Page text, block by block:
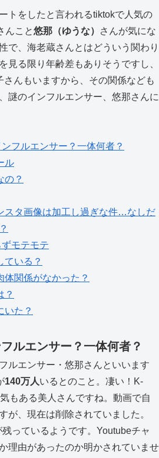
トをしたと言われるtiktokで人気の
んこと悠那（ゆうな）
さんが気にな
で、海老蔵さんとはどういう関わり
見る限り年齢差もありそうですし、
んもいますから、その関係なども
謎のインフルエンサー、悠那さんに
フルエンサー？一体何者？
ル
の？
スタ画像は加工し過ぎな件…なしだ
モテモテ
ている？
体関係がなかった？
？
いた？
ルエンサー？一体何者？
ルエンサー・悠那さんといいます
140万人いるとのこと。凄い！K-
もある美人さんですね。動画で自
が、現在は削除されていました。
っているようです。Youtubeチャ
理由があったのか明かされていませ